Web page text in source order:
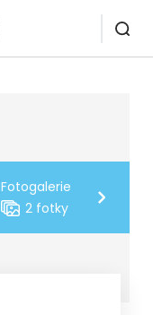
Fotogalerie
2 fotky